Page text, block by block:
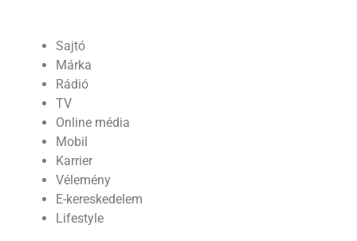
Sajtó
Márka
Rádió
TV
Online média
Mobil
Karrier
Vélemény
E-kereskedelem
Lifestyle